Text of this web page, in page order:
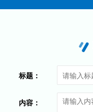
标题：
内容：